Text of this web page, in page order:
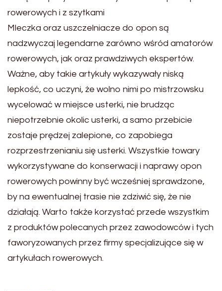
rowerowych i z szytkami
Mleczka oraz uszczelniacze do opon są
nadzwyczaj legendarne zarówno wśród amatorów
rowerowych, jak oraz prawdziwych ekspertów.
Ważne, aby takie artykuły wykazywały niską
lepkość, co uczyni, że wolno nimi po mistrzowsku
wycelować w miejsce usterki, nie brudząc
niepotrzebnie okolic usterki, a samo przebicie
zostaje prędzej zalepione, co zapobiega
rozprzestrzenianiu się usterki. Wszystkie towary
wykorzystywane do konserwacji i naprawy opon
rowerowych powinny być wcześniej sprawdzone,
by na ewentualnej trasie nie zdziwić się, że nie
działają. Warto także korzystać przede wszystkim
z produktów polecanych przez zawodowców i tych
faworyzowanych przez firmy specjalizujące się w
artykułach rowerowych.